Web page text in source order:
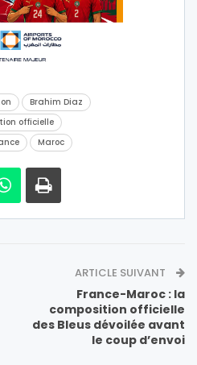
Brahim Diaz
officielle
Maroc
ARTICLE SUIVANT
France-Maroc : la
composition officielle
des Bleus dévoilée avant
le coup d’envoi